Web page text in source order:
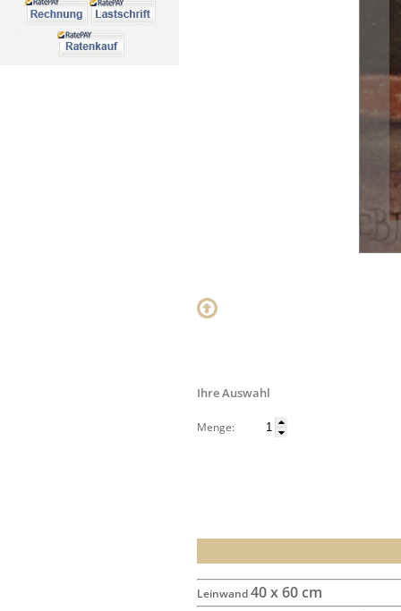
Ihre Auswahl
Menge:
Leinwand40 x 60 cm